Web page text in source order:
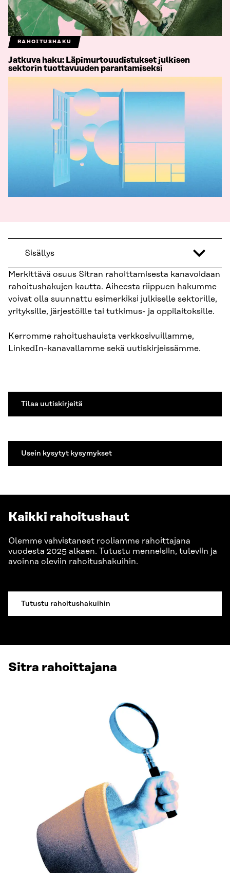
RAHOITUSHAKU
Jatkuva haku: Läpimurtouudistukset julkisen
sektorin tuottavuuden parantamiseksi
Sisällys
Merkittävä osuus Sitran rahoittamisesta kanavoidaan
rahoitushakujen kautta. Aiheesta riippuen hakumme
voivat olla suunnattu esimerkiksi julkiselle sektorille,
yrityksille, järjestöille tai tutkimus- ja oppilaitoksille.
Kerromme rahoitushauista verkkosivuillamme,
LinkedIn-kanavallamme sekä uutiskirjeissämme.
Tilaa uutiskirjeitä
Usein kysytyt kysymykset
Kaikki rahoitushaut
Olemme vahvistaneet rooliamme rahoittajana
vuodesta 2025 alkaen. Tutustu menneisiin, tuleviin ja
avoinna oleviin rahoitushakuihin.
Tutustu rahoitushakuihin
Sitra rahoittajana